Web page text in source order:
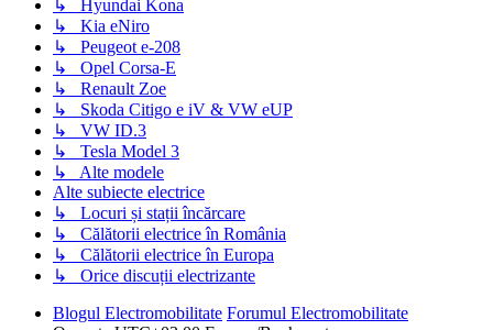
↳ Hyundai Kona
↳ Kia eNiro
↳ Peugeot e-208
↳ Opel Corsa-E
↳ Renault Zoe
↳ Skoda Citigo e iV & VW eUP
↳ VW ID.3
↳ Tesla Model 3
↳ Alte modele
Alte subiecte electrice
↳ Locuri și stații încărcare
↳ Călătorii electrice în România
↳ Călătorii electrice în Europa
↳ Orice discuții electrizante
Blogul Electromobilitate Forumul Electromobilitate